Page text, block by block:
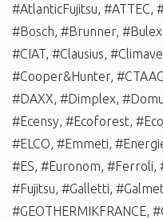
#AtlanticFujitsu, #ATTEC,
#Bosch, #Brunner, #Bulex
#CIAT, #Clausius,
#Cooper&Hunter, #CTAAG
#DAXX, #Dimplex,
#Ecensy, #Ecoforest,
#ELCO, #Emmeti,
#ES, #Euronom, #Ferroli,
#Fujitsu, #Galletti,
#GEOTHERMIKFRANCE,